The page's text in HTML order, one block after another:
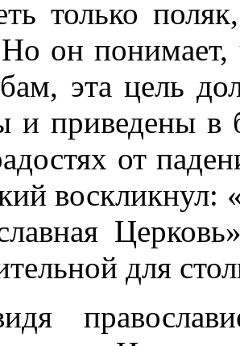
только
он понимает,
эта цель
и приведены в
от
воскликнул:
для